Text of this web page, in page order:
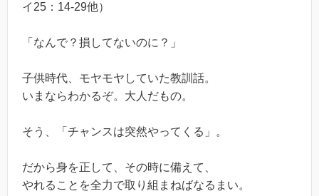
イ25：14-29他）
「なんで？損してないのに？」
子供時代、モヤモヤしていた教訓話。
いまならわかるぞ。大人だもの。
そう、「チャンスは突然やってくる」。
だから身を正して、その時に備えて、
やれることを全力で取り組まねばなるまい。